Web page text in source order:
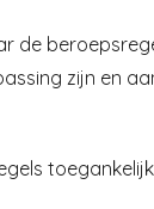
de
zijn en